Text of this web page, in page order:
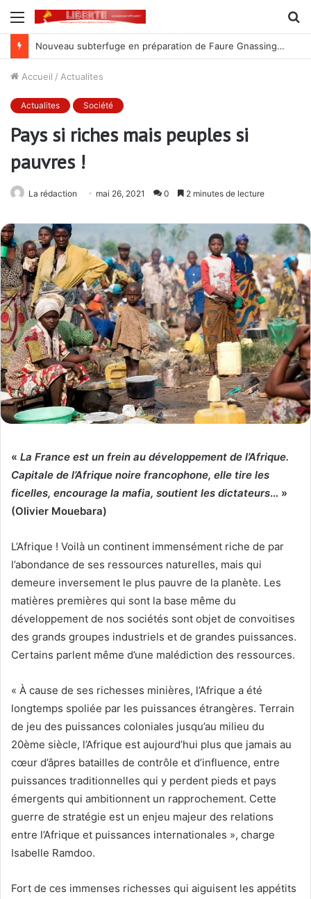
Menu
Nouveau subterfuge en préparation de Faure Gnassingbé pour ne jamais partir ; les Togolais disent non et sont vent debout
Accueil / Actualites
Actualites Société
Pays si riches mais peuples si
pauvres !
La rédaction mai 26, 2021 0 2 minutes de lecture
« La France est un frein au développement de l’Afrique.
Capitale de l’Afrique noire francophone, elle tire les
ficelles, encourage la mafia, soutient les dictateurs… »
(Olivier Mouebara)
L’Afrique ! Voilà un continent immensément riche de par
l’abondance de ses ressources naturelles, mais qui
demeure inversement le plus pauvre de la planète. Les
matières premières qui sont la base même du
développement de nos sociétés sont objet de convoitises
des grands groupes industriels et de grandes puissances.
Certains parlent même d’une malédiction des ressources.
« À cause de ses richesses minières, l’Afrique a été
longtemps spoliée par les puissances étrangères. Terrain
de jeu des puissances coloniales jusqu’au milieu du
20ème siècle, l’Afrique est aujourd’hui plus que jamais au
cœur d’âpres batailles de contrôle et d’influence, entre
puissances traditionnelles qui y perdent pieds et pays
émergents qui ambitionnent un rapprochement. Cette
guerre de stratégie est un enjeu majeur des relations
entre l’Afrique et puissances internationales », charge
Isabelle Ramdoo.
Fort de ces immenses richesses qui aiguisent les appétits